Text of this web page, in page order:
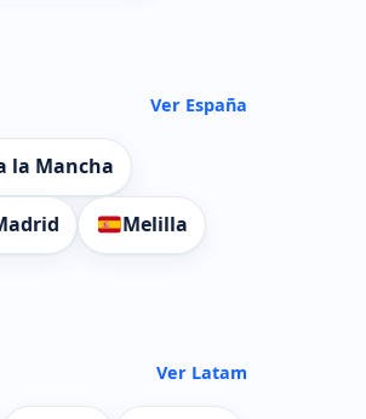
Ver España
la Mancha
Melilla
Ver Latam